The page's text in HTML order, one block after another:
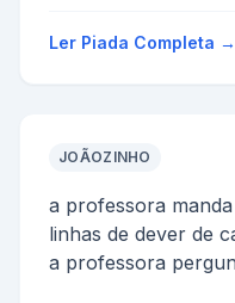
Ler Piada Completa →
JOÃOZINHO
a professora
linhas de dever de
a professora